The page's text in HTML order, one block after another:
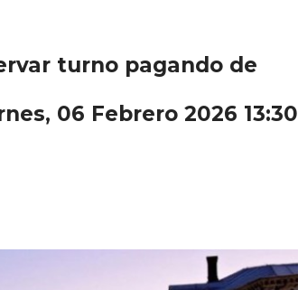
turno pagando de
06 Febrero 2026 13:30